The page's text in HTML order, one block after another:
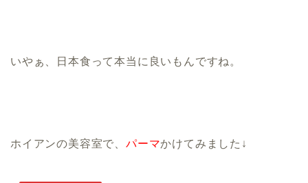
いやぁ、日本食って本当に良いもんですね。
ホイアンの美容室で、 パーマかけてみました↓